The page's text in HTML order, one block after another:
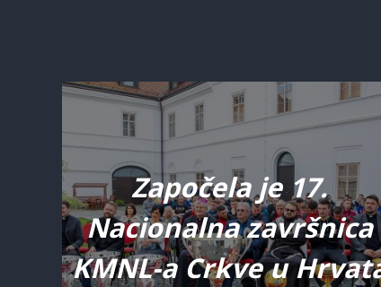
Započela je 17.
Nacionalna završnica
KMNL-a Crkve u